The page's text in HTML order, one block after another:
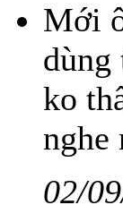
Mới
dùng
ko
nghe
02/